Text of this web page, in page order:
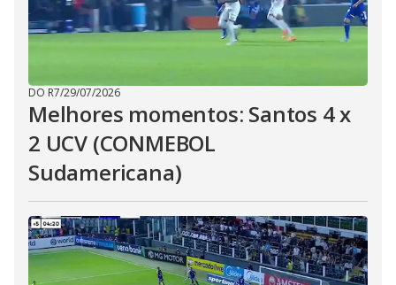
DO R7/29/07/2026
Melhores momentos: Santos 4 x
2 UCV (CONMEBOL
Sudamericana)